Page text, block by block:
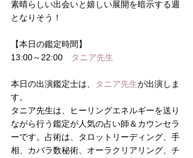
素晴らしい出会いと嬉しい展開を暗示する週
となりそう！
【本日の鑑定時間】
13:00～22:00
タニア先生
本日の出演鑑定士は、 タニア先生が出演しま
す。
タニア先生は、ヒーリングエネルギーを送り
ながら行う鑑定が人気の占い師＆カウンセラ
ーです。占術は、タロットリーディング、手
相、カバラ数秘術、オーラクリアリング、チ